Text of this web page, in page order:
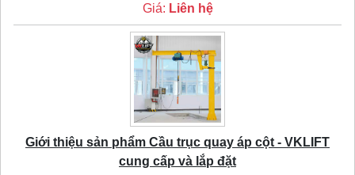
Giá: Liên hệ
Giới thiệu sản phẩm Cầu trục quay áp cột - VKLIFT
cung cấp và lắp đặt